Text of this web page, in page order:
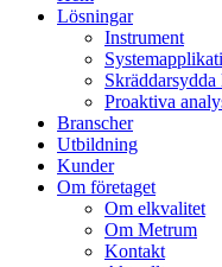
Lösningar
Instrument
Proaktiva
Branscher
Utbildning
Kunder
Om företaget
Om elkvalitet
Om Metrum
Kontakt